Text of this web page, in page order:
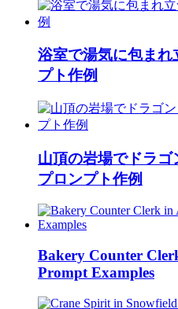
浴室で湯気に包ま
プト作例
山頂の岩場でドラ
プロンプト作例
Bakery Counter
Prompt Examples